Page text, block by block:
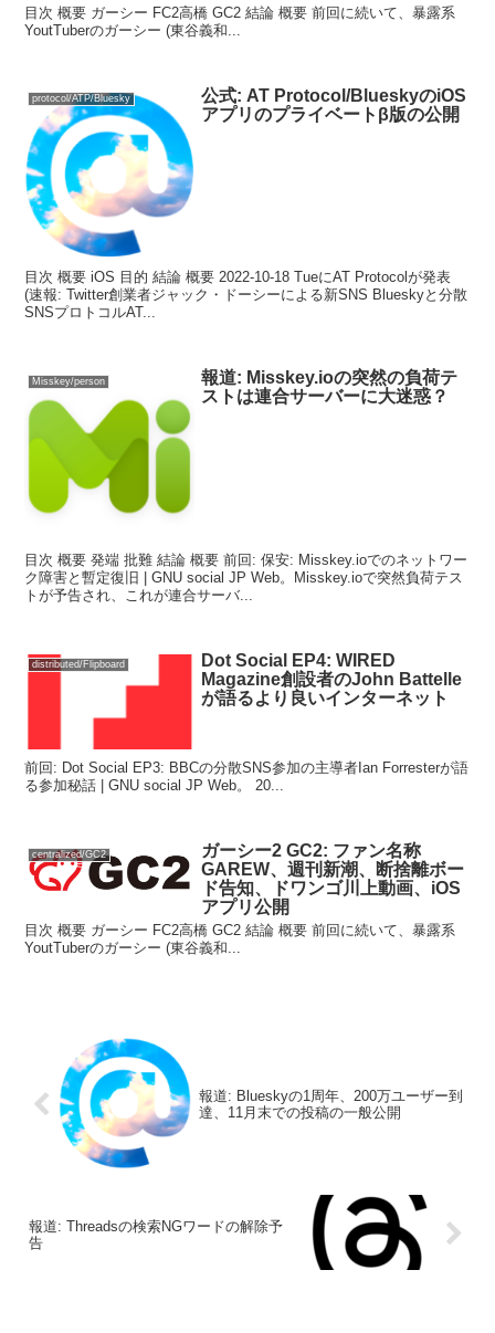
目次 概要 ガーシー FC2高橋 GC2 結論 概要 前回に続いて、暴露系
YoutTuberのガーシー (東谷義和...
protocol/ATP/Bluesky
公式: AT Protocol/BlueskyのiOS
アプリのプライベートβ版の公開
目次 概要 iOS 目的 結論 概要 2022-10-18 TueにAT Protocolが発表
(速報: Twitter創業者ジャック・ドーシーによる新SNS Blueskyと分散
SNSプロトコルAT...
Misskey/person
報道: Misskey.ioの突然の負荷テ
ストは連合サーバーに大迷惑？
目次 概要 発端 批難 結論 概要 前回: 保安: Misskey.ioでのネットワー
ク障害と暫定復旧 | GNU social JP Web。Misskey.ioで突然負荷テス
トが予告され、これが連合サーバ...
distributed/Flipboard
Dot Social EP4: WIRED
Magazine創設者のJohn Battelle
が語るより良いインターネット
前回: Dot Social EP3: BBCの分散SNS参加の主導者Ian Forresterが語
る参加秘話 | GNU social JP Web。 20...
centralized/GC2
ガーシー2 GC2: ファン名称
GAREW、週刊新潮、断捨離ボー
ド告知、ドワンゴ川上動画、iOS
アプリ公開
目次 概要 ガーシー FC2高橋 GC2 結論 概要 前回に続いて、暴露系
YoutTuberのガーシー (東谷義和...
報道: Blueskyの1周年、200万ユーザー到
達、11月末での投稿の一般公開
報道: Threadsの検索NGワードの解除予
告